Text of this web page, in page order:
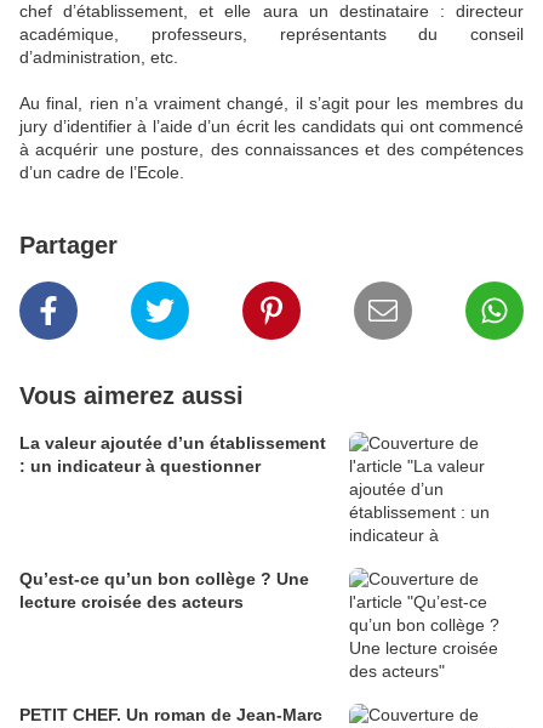
chef d’établissement, et elle aura un destinataire : directeur
académique, professeurs, représentants du conseil
d’administration, etc.
Au final, rien n’a vraiment changé, il s’agit pour les membres du
jury d’identifier à l’aide d’un écrit les candidats qui ont commencé
à acquérir une posture, des connaissances et des compétences
d’un cadre de l’Ecole.
Partager
Vous aimerez aussi
La valeur ajoutée d’un établissement
: un indicateur à questionner
Qu’est-ce qu’un bon collège ? Une
lecture croisée des acteurs
PETIT CHEF. Un roman de Jean-Marc